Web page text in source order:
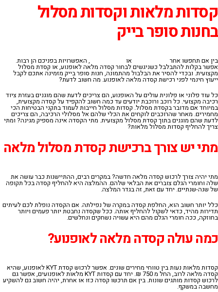
קסדות מלאות וקסדות מסלול
בחנות סופר בייק
בין אם תחפשו אחר או , האפשרויות בפניכם הן רבות.
אפשר בקלות להתבלבל כשניגשים לבחור קסדה מלאה לאופנוע, או קסדת מסלול
מקצועית. ובכדי להסיר את הבלבול מהתמונה, חנות סופר בייק מזמינה אתכם לקבל
ייעוץ חינמי לפני רכישת קסדה מלאה לאופנוע. מה חשוב לדעת?
כל עוד פלוני או פלונית עולים על האופנוע, הם צריכים לדעת שהם מוגנים בעזרת ציוד
רכיבה מקצועי. כל רוכב ורוכבת יודעים עד כמה חשוב להקפיד על קסדה מקצועית,
במיוחד אם מדובר בקסדת מסלול. קסדות מסלול חייבות לעמוד בתקני הבטיחות הכי
מחמירים. מאחר שהרוכבים לוקחים את הכלי שלהם אל מסלולי הרכיבה, הם צריכים
לדעת שהם מוגנים בתוך קסדת מסלול מקצועית. מתי הקסדה אינה מספיק מגינה? ומתי
צריך להחליף קסדות מסלול מלאות?
מתי יש צורך ברכישת קסדת מסלול מלאה
מתי יהיה צורך לרכוש קסדה מלאה חדשה? במקרים רבים, ההתיישנות כבר עושה את
שלה וחומרי הגלם צוברים את הבלאי שלהם. ההמלצה היא להחליף קסדה בכל תקופה
של שנה-שנתיים. יחד עם זאת, זה בגדר המלצה.
כלל יותר חשוב הוא, החלפת קסדה במקרה של נפילתה. אם הקסדה נופלת לכם לעיתים
תדירות מהיד, כדאי לשקול להחליף אותה. ככל שקסדה נחבטת יותר פעמים ויותר
בחוזקה, ככה חומרי הגלם מהם היא עשויה נשחקים ונחלשים.
כמה עולה קסדה מלאה לאופנוע?
קסדות מלאות נעות בין טווחי מחירים שונים. אפשר לרכוש קסדת KYT לאופנוע, שהיא
קסדה מלאה לרוב, החל מ 750 ₪. יחד עם קסדות KYT מלאות לאופנועים, אפשר גם
לרכוש קסדות מותגים שונות. בין אם תרכשו קסדה כזו או אחרת, יהיה חשוב גם להשקיע
מחשבה במשקף.